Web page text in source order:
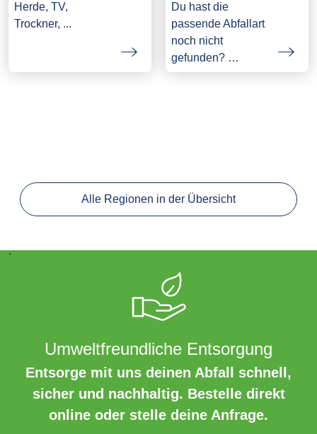
Herde, TV,
Trockner, ...
Du hast die
passende Abfallart
noch nicht
gefunden? …
Alle Regionen in der Übersicht
´
Umweltfreundliche Entsorgung
Entsorge mit uns deinen Abfall schnell,
sicher und nachhaltig. Bestelle direkt
online oder stelle deine Anfrage.